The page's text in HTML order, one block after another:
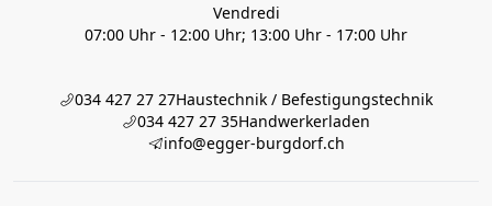
Vendredi
07:00 Uhr - 12:00 Uhr; 13:00 Uhr - 17:00 Uhr
034 427 27 27Haustechnik / Befestigungstechnik
034 427 27 35Handwerkerladen
info@egger-burgdorf.ch